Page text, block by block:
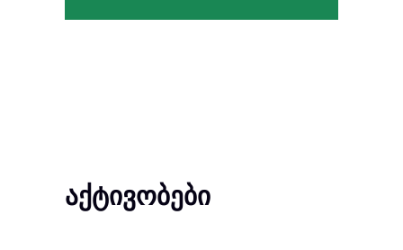
აქტივობები